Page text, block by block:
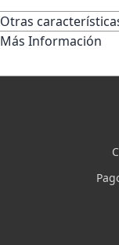
Otras
Más Información